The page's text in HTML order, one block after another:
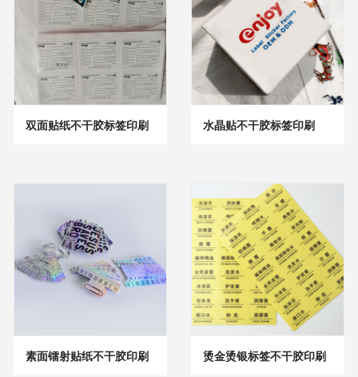
双面贴纸不干胶标签印刷 水晶贴不干胶标签印刷
素面镭射贴纸不干胶印刷 烫金烫银标签不干胶印刷